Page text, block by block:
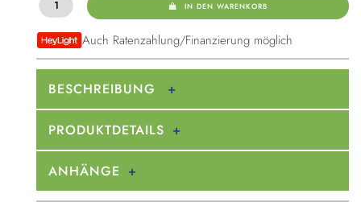
IN DEN WARENKORB
Auch Ratenzahlung/Finanzierung möglich
BESCHREIBUNG
PRODUKTDETAILS
ANHÄNGE